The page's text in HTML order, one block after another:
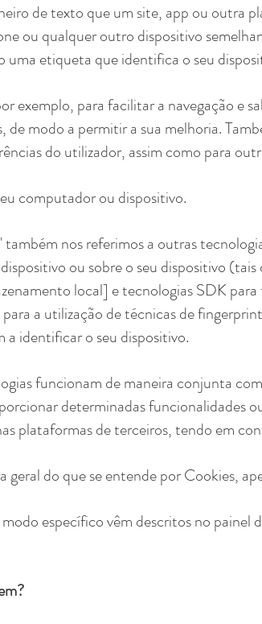
de texto que um site, app ou outra
ou qualquer outro dispositivo
uma etiqueta que identifica o seu
exemplo, para facilitar a navegação e
de modo a permitir a sua melhoria.
do utilizador, assim como para
computador ou dispositivo.
nos referimos a outras
ou sobre o seu dispositivo
local] e tecnologias SDK
a utilização de técnicas de
a identificar o seu dispositivo.
funcionam de maneira conjunta
determinadas funcionalidades
plataformas de terceiros, tendo em
geral do que se entende por Cookies,
específico vêm descritos no painel